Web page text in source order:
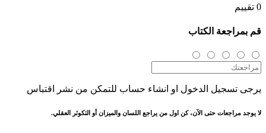
0 تقييم
قم بمراجعة الكتاب
يرجى تسجيل الدخول او انشاء حساب للتمكن من نشر اقتباس
لا يوجد مراجعات حتى الآن، كن اول من يراجع اللسان والميزان أو التكوثر العقلي.